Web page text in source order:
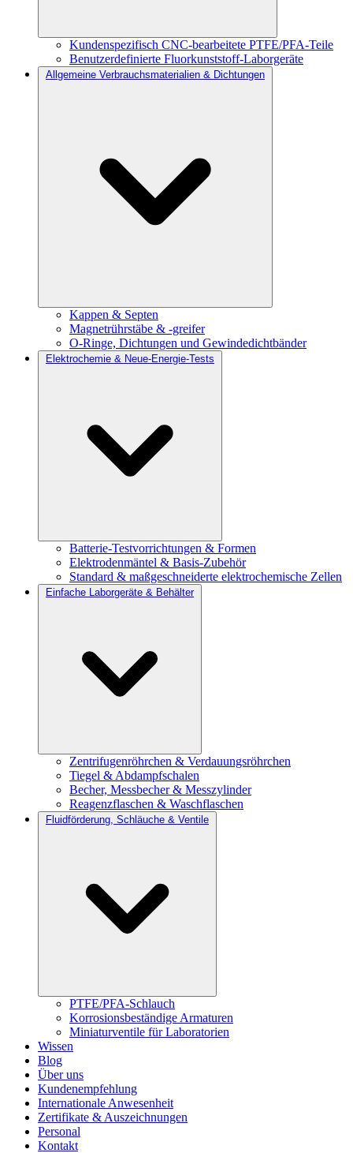
Kundenspezifisch CNC-bearbeitete PTFE/PFA-Teile
Benutzerdefinierte Fluorkunststoff-Laborgeräte
Allgemeine Verbrauchsmaterialien & Dichtungen
Kappen & Septen
Magnetrührstäbe & -greifer
O-Ringe, Dichtungen und Gewindedichtbänder
Elektrochemie & Neue-Energie-Tests
Batterie-Testvorrichtungen & Formen
Elektrodenmäntel & Basis-Zubehör
Standard & maßgeschneiderte elektrochemische Zellen
Einfache Laborgeräte & Behälter
Zentrifugenröhrchen & Verdauungsröhrchen
Tiegel & Abdampfschalen
Becher, Messbecher & Messzylinder
Reagenzflaschen & Waschflaschen
Fluidförderung, Schläuche & Ventile
PTFE/PFA-Schlauch
Korrosionsbeständige Armaturen
Miniaturventile für Laboratorien
Wissen
Blog
Über uns
Kundenempfehlung
Internationale Anwesenheit
Zertifikate & Auszeichnungen
Personal
Kontakt